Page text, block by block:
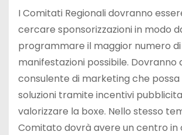
I Comitati Regionali dovranno
cercare sponsorizzazioni in modo
programmare il maggior numero di
manifestazioni possibile. Dovranno
consulente di marketing che
soluzioni tramite incentivi
valorizzare la boxe. Nello stesso
Comitato dovrà avere un centro in